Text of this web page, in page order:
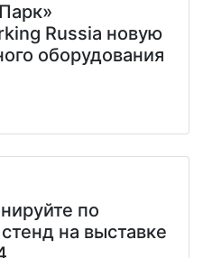
Russia новую
оборудования
по
на выставке